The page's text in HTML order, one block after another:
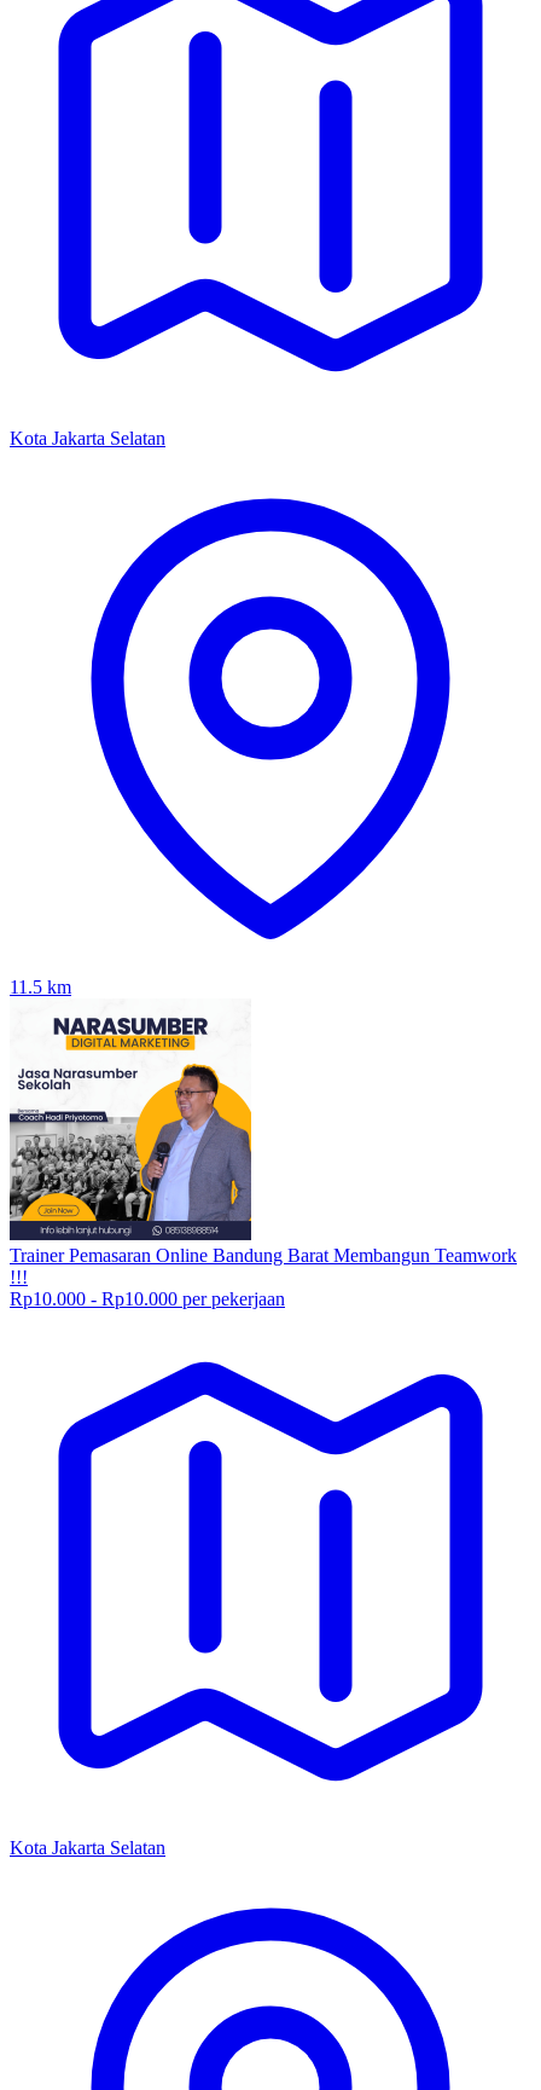
Kota Jakarta Selatan
11.5 km
Trainer Pemasaran Online Bandung Barat Membangun Teamwork
!!!
Rp10.000 - Rp10.000 per pekerjaan
Kota Jakarta Selatan